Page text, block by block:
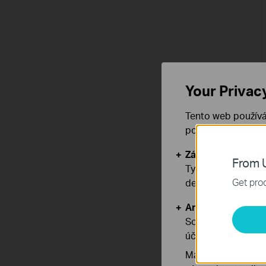
From
Get
Your
Tento web
používáním
Základní cookies
Tyto cookies jsou
deaktivovat.
Analytické a
Soubory cookie
účelem zlepšení
Marketingové